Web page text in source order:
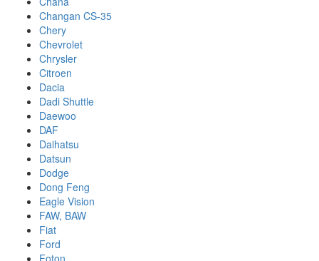
Changan CS-35
Chery
Chevrolet
Chrysler
Citroen
Dacia
Dadi Shuttle
Daewoo
DAF
Daihatsu
Datsun
Dodge
Dong Feng
Eagle Vision
FAW, BAW
Fiat
Ford
Foton